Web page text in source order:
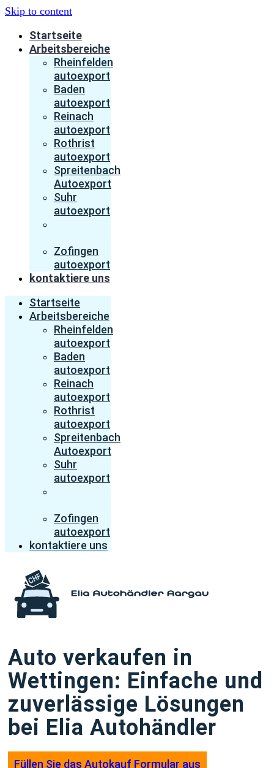
Skip to content
Startseite
Arbeitsbereiche
Rheinfelden
autoexport
Baden
autoexport
Reinach
autoexport
Rothrist
autoexport
Spreitenbach
Autoexport
Suhr
autoexport
Zofingen
autoexport
kontaktiere uns
Startseite
Arbeitsbereiche
Rheinfelden
autoexport
Baden
autoexport
Reinach
autoexport
Rothrist
autoexport
Spreitenbach
Autoexport
Suhr
autoexport
Zofingen
autoexport
kontaktiere uns
Auto verkaufen in
Wettingen: Einfache und
zuverlässige Lösungen
bei Elia Autohändler
Füllen Sie das Autokauf Formular aus